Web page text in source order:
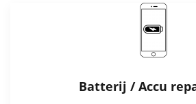
Batterij / Accu